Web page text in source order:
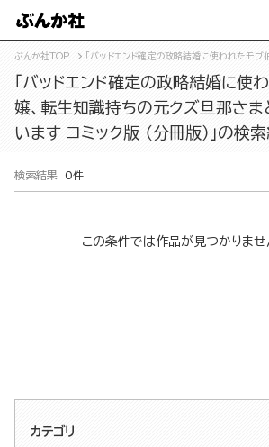
ぶんか社TOP 「バッドエンド確定の政略結婚に使われたモ
「バッドエンド確定の政略結婚に使
嬢、転生知識持ちの元クズ旦那さ
います コミック版 （分冊版）」の検
検索結果 0件
この条件では作品が見つかりませ
カテゴリ